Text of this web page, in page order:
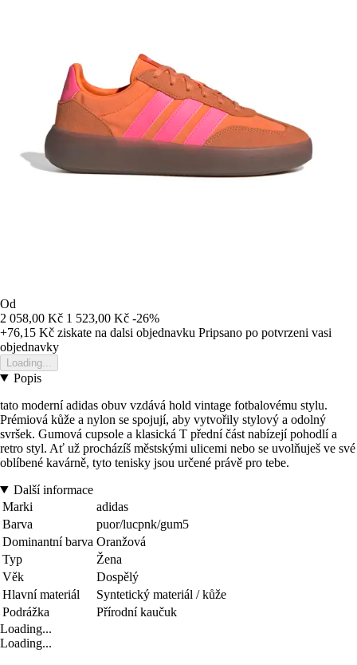
Od
2 058,00 Kč 1 523,00 Kč -26%
+76,15 Kč ziskate na dalsi objednavku Pripsano po potvrzeni vasi
objednavky
Loading...
Popis
tato moderní adidas obuv vzdává hold vintage fotbalovému stylu.
Prémiová kůže a nylon se spojují, aby vytvořily stylový a odolný
svršek. Gumová cupsole a klasická T přední část nabízejí pohodlí a
retro styl. Ať už procházíš městskými ulicemi nebo se uvolňuješ ve své
oblíbené kavárně, tyto tenisky jsou určené právě pro tebe.
Další informace
Marki
adidas
Barva
puor/lucpnk/gum5
Dominantní barva Oranžová
Typ
Žena
Věk
Dospělý
Hlavní materiál
Syntetický materiál / kůže
Podrážka
Přírodní kaučuk
Loading...
Loading...